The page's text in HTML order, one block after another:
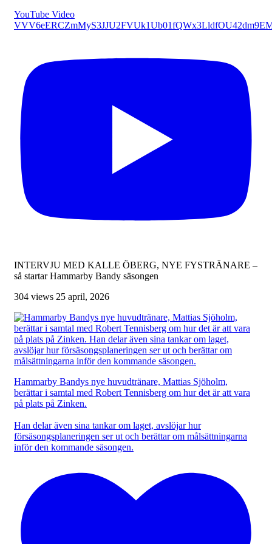
YouTube Video
INTERVJU MED KALLE ÖBERG, NYE FYSTRÄNARE –
så startar Hammarby Bandy säsongen
304 views 25 april, 2026
Hammarby Bandys nye huvudtränare, Mattias Sjöholm,
berättar i samtal med Robert Tennisberg om hur det är att vara
på plats på Zinken.
Han delar även sina tankar om laget, avslöjar hur
försäsongsplaneringen ser ut och berättar om målsättningarna
inför den kommande säsongen.